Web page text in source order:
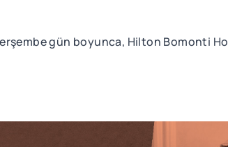
gün boyunca, Hilton Bomonti